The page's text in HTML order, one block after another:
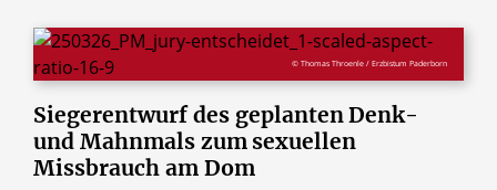
© Thomas Throenle / Erzbistum Paderborn
Siegerentwurf des geplantenDenk-
und Mahnmals zum sexuellen
Missbrauch am Dom